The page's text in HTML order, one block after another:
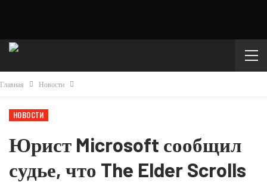
Главная Новости
НОВОСТИ
Юрист Microsoft сообщил
судье, что The Elder Scrolls